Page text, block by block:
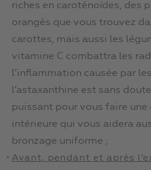
riches en caroténoïdes, des
orangés que vous trouvez
carottes, mais aussi les
vitamine C combattra les
l’inflammation causée par
l’astaxanthine est sans
puissant pour vous faire une
intérieure qui vous aidera
bronzage uniforme ;
Avant, pendant et après